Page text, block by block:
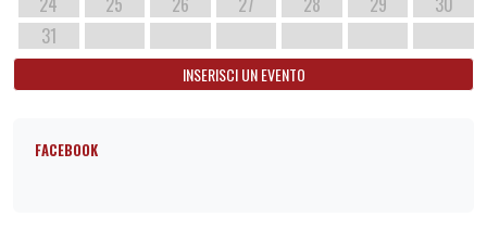
31
INSERISCI UN EVENTO
FACEBOOK